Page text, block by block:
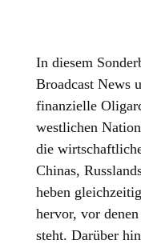
In diesem
Broadcast News
finanzielle
westlichen
die
Chinas,
heben
hervor, vor
steht. Darüber